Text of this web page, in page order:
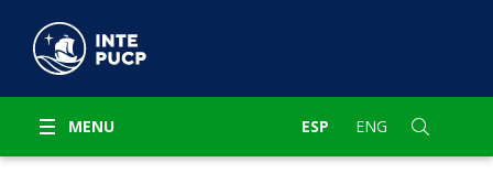
MENU ESP ENG